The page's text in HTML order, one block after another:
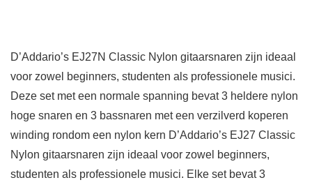
D’Addario’s EJ27N Classic Nylon gitaarsnaren zijn ideaal
voor zowel beginners, studenten als professionele musici.
Deze set met een normale spanning bevat 3 heldere nylon
hoge snaren en 3 bassnaren met een verzilverd koperen
winding rondom een nylon kern D’Addario’s EJ27 Classic
Nylon gitaarsnaren zijn ideaal voor zowel beginners,
studenten als professionele musici. Elke set bevat 3